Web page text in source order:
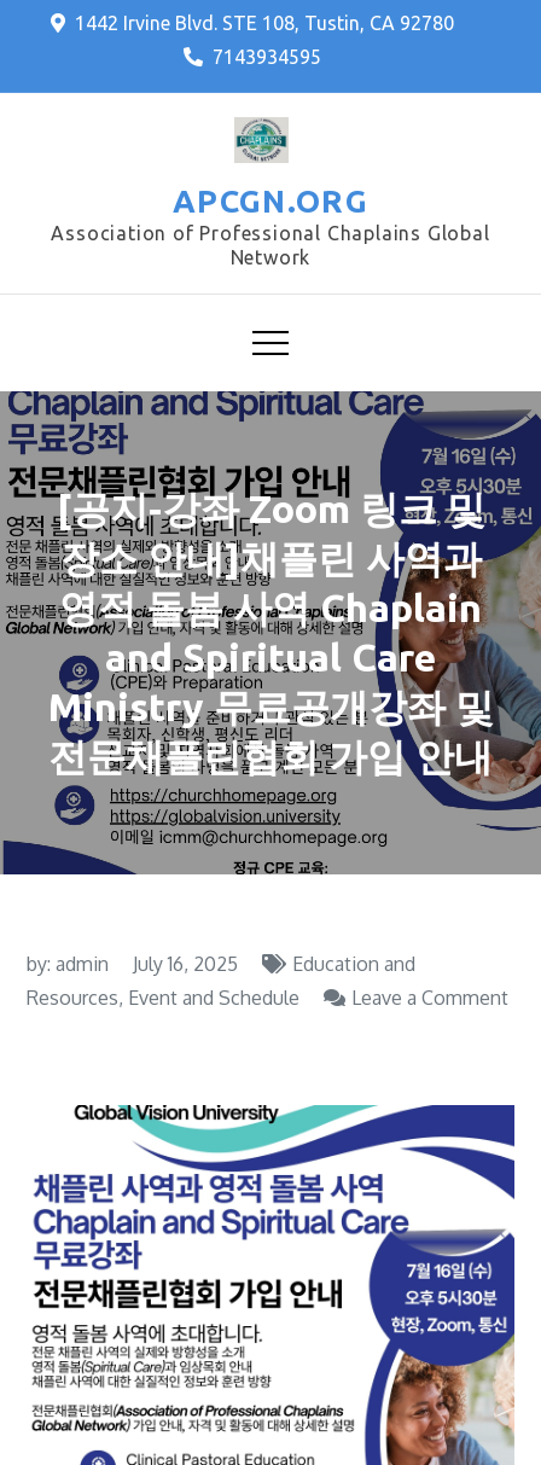
1442 Irvine Blvd. STE 108, Tustin, CA 92780
7143934595
APCGN.ORG
Association of Professional Chaplains Global
Network
[공지-강좌 Zoom 링크 및
장소 안내]채플린 사역과
영적 돌봄 사역 Chaplain
and Spiritual Care
Ministry 무료공개강좌 및
전문채플린협회 가입 안내
by:admin July 16, 2025
Education and
Resources Event and Schedule
Leave a Comment
Zoom
링
크
및
장
소
안
내]